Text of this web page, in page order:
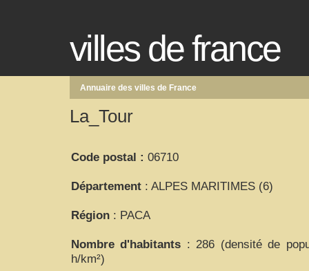
villes de france
Annuaire des villes de France
La_Tour
Code postal : 06710
Département : ALPES MARITIMES (6)
Région : PACA
Nombre d'habitants : 286 (densité de
h/km²)